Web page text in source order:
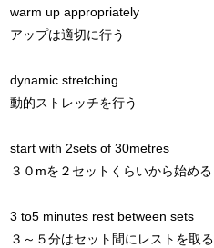
warm up appropriately
アップは適切に行う
dynamic stretching
動的ストレッチを行う
start with 2sets of 30metres
３０mを２セットくらいから始める
3 to5 minutes rest between sets
３～５分はセット間にレストを取る